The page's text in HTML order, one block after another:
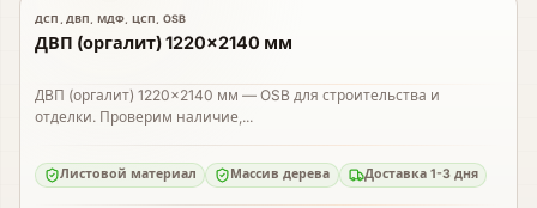
В наличии
ДСП, ДВП, МДФ, ЦСП, OSB
ДВП (оргалит) 1220×2140 мм
ДВП (оргалит) 1220×2140 мм — OSB для строительства и
отделки. Проверим наличие,...
Листовой материал Массив дерева Доставка 1-3 дня